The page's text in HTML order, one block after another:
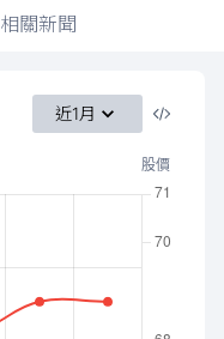
相關新聞
近1月